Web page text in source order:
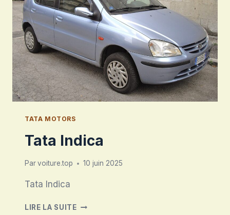
TATA MOTORS
Tata Indica
Parvoiture.top 10 juin 2025
Tata Indica
LIRE LA SUITETATA